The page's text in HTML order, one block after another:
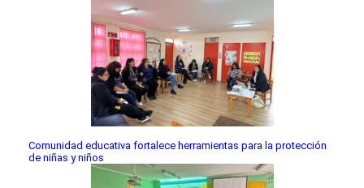
Comunidad educativa fortalece herramientas para la protección
de niñas y niños